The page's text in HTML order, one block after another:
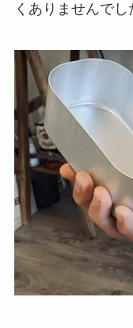
くありませんでし